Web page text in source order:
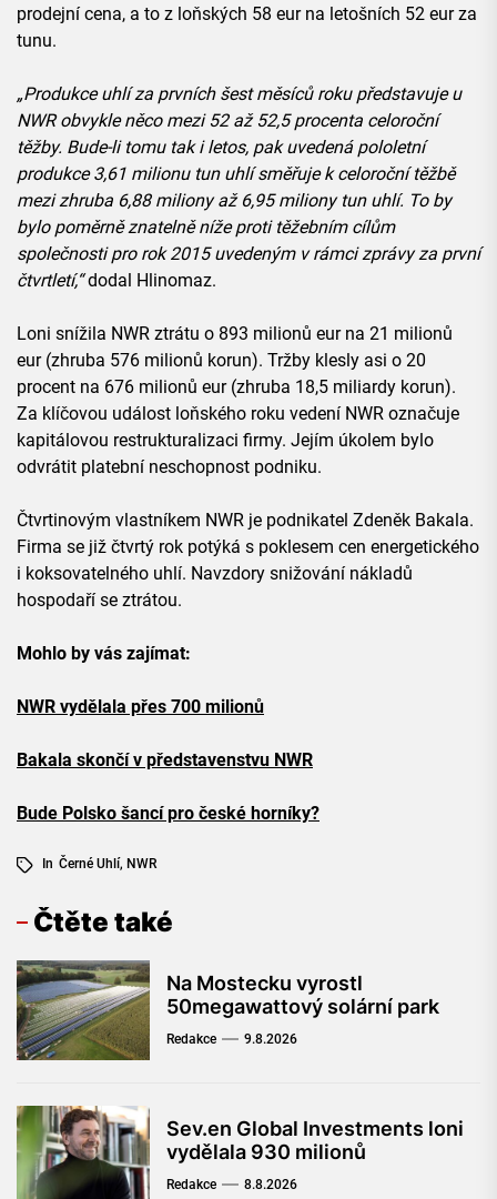
prodejní cena, a to z loňských 58 eur na letošních 52 eur za
tunu.
„Produkce uhlí za prvních šest měsíců roku představuje u
NWR obvykle něco mezi 52 až 52,5 procenta celoroční
těžby. Bude-li tomu tak i letos, pak uvedená pololetní
produkce 3,61 milionu tun uhlí směřuje k celoroční těžbě
mezi zhruba 6,88 miliony až 6,95 miliony tun uhlí. To by
bylo poměrně znatelně níže proti těžebním cílům
společnosti pro rok 2015 uvedeným v rámci zprávy za první
čtvrtletí,“dodal Hlinomaz.
Loni snížila NWR ztrátu o 893 milionů eur na 21 milionů
eur (zhruba 576 milionů korun). Tržby klesly asi o 20
procent na 676 milionů eur (zhruba 18,5 miliardy korun).
Za klíčovou událost loňského roku vedení NWR označuje
kapitálovou restrukturalizaci firmy. Jejím úkolem bylo
odvrátit platební neschopnost podniku.
Čtvrtinovým vlastníkem NWR je podnikatel Zdeněk Bakala.
Firma se již čtvrtý rok potýká s poklesem cen energetického
i koksovatelného uhlí. Navzdory snižování nákladů
hospodaří se ztrátou.
Mohlo by vás zajímat:
NWR vydělala přes 700 milionů
Bakala skončí v představenstvu NWR
Bude Polsko šancí pro české horníky?
In Černé Uhlí, NWR
Čtěte také
Na Mostecku vyrostl
50megawattový solární park
Redakce 9.8.2026
Sev.en Global Investments loni
vydělala 930 milionů
Redakce 8.8.2026